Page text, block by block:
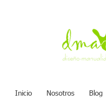
Inicio Nosotros Blog